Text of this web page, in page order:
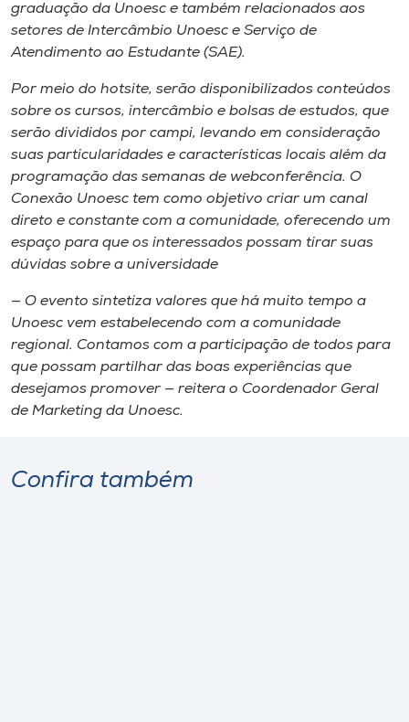
graduação da Unoesc e também relacionados aos
setores de Intercâmbio Unoesc e Serviço de
Atendimento ao Estudante (SAE).
Por meio do hotsite, serão disponibilizados conteúdos
sobre os cursos, intercâmbio e bolsas de estudos, que
serão divididos por campi, levando em consideração
suas particularidades e características locais além da
programação das semanas de webconferência. O
Conexão Unoesc tem como objetivo criar um canal
direto e constante com a comunidade, oferecendo um
espaço para que os interessados possam tirar suas
dúvidas sobre a universidade
— O evento sintetiza valores que há muito tempo a
Unoesc vem estabelecendo com a comunidade
regional. Contamos com a participação de todos para
que possam partilhar das boas experiências que
desejamos promover — reitera o Coordenador Geral
de Marketing da Unoesc.
Confira também